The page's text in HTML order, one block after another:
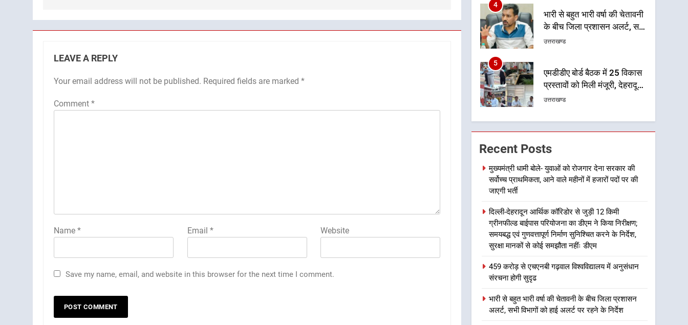
LEAVE A REPLY
Your email address will not be published. Required fields are marked *
Comment *
Name * Email * Website
Save my name, email, and website in this browser for the next time I comment.
5
एमडीडीए बोर्ड बैठक में 25 विकास
प्रस्तावों को मिली मंजूरी, देहरादून-
मसूरी के नियोजित विकास को
उत्तराखण्ड
6
मुख्यमंत्री पुष्कर सिंह धामी के
दिशा-निर्देशों में पीएम आवास
योजना (शहरी) की प्रगति की हुई
उत्तराखण्ड
7
बैरागीवाला हत्याकांड के फरार चल
रहे अभियुक्त को दून पुलिस ने
हरिद्वार से किया गिरफ्तार
8
उत्तराखण्ड
1
मुख्यमंत्री धामी बोले- युवाओं को
रोजगार देना सरकार की सर्वोच्च
प्राथमिकता, आने वाले महीनों में
2
दिल्ली-देहरादून आर्थिक कॉरिडोर
Recent Posts
मुख्यमंत्री धामी बोले- युवाओं को रोजगार देना सरकार की
सर्वोच्च प्राथमिकता, आने वाले महीनों में हजारों पदों पर की
जाएगी भर्ती
दिल्ली-देहरादून आर्थिक कॉरिडोर से जुड़ी 12 किमी
ग्रीनफील्ड बाईपास परियोजना का डीएम ने किया निरीक्षण;
समयबद्ध एवं गुणवत्तापूर्ण निर्माण सुनिश्चित करने के निर्देश,
सुरक्षा मानकों से कोई समझौता नहींः डीएम
459 करोड़ से एचएनबी गढ़वाल विश्वविद्यालय में अनुसंधान
संरचना होगी सुदृढ
भारी से बहुत भारी वर्षा की चेतावनी के बीच जिला प्रशासन
अलर्ट, सभी विभागों को हाई अलर्ट पर रहने के निर्देश